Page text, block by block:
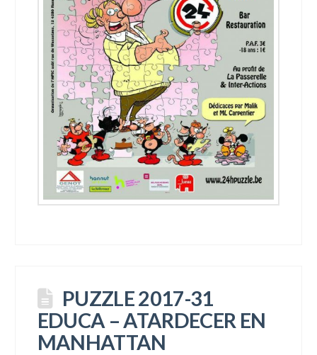
PUZZLE 2017-31
EDUCA – ATARDECER EN
MANHATTAN